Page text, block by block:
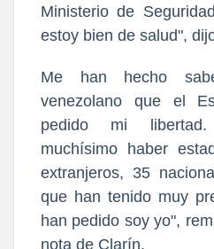
Ministerio de
estoy bien de salud",
Me han hecho
venezolano que el
pedido mi
muchísimo haber
extranjeros, 35
que han tenido muy
han pedido soy yo",
nota de Clarín.